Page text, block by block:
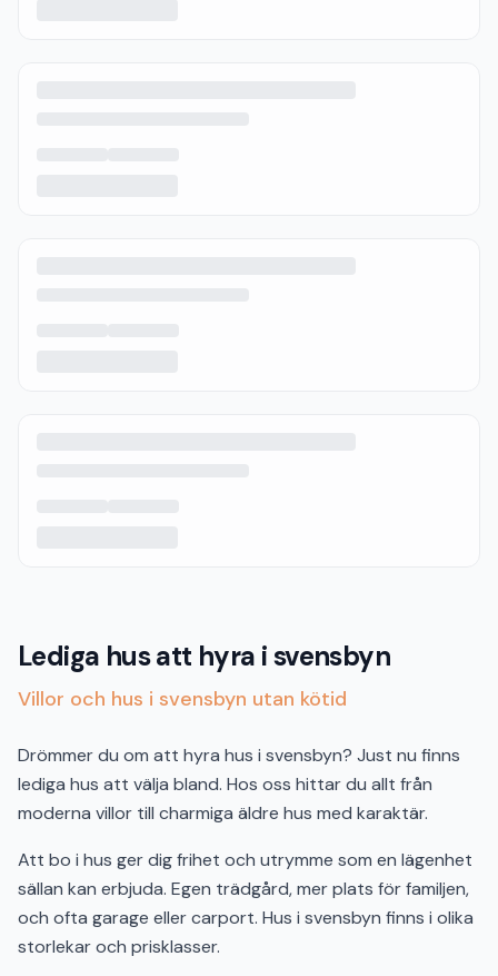
Lediga hus att hyra i svensbyn
Villor och hus i svensbyn utan kötid
Drömmer du om att hyra hus i svensbyn? Just nu finns
lediga hus att välja bland. Hos oss hittar du allt från
moderna villor till charmiga äldre hus med karaktär.
Att bo i hus ger dig frihet och utrymme som en lägenhet
sällan kan erbjuda. Egen trädgård, mer plats för familjen,
och ofta garage eller carport. Hus i svensbyn finns i olika
storlekar och prisklasser.